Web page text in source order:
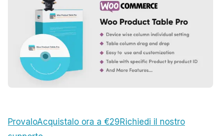
ProvaloAcquistalo ora a €29Richiedi il nostro